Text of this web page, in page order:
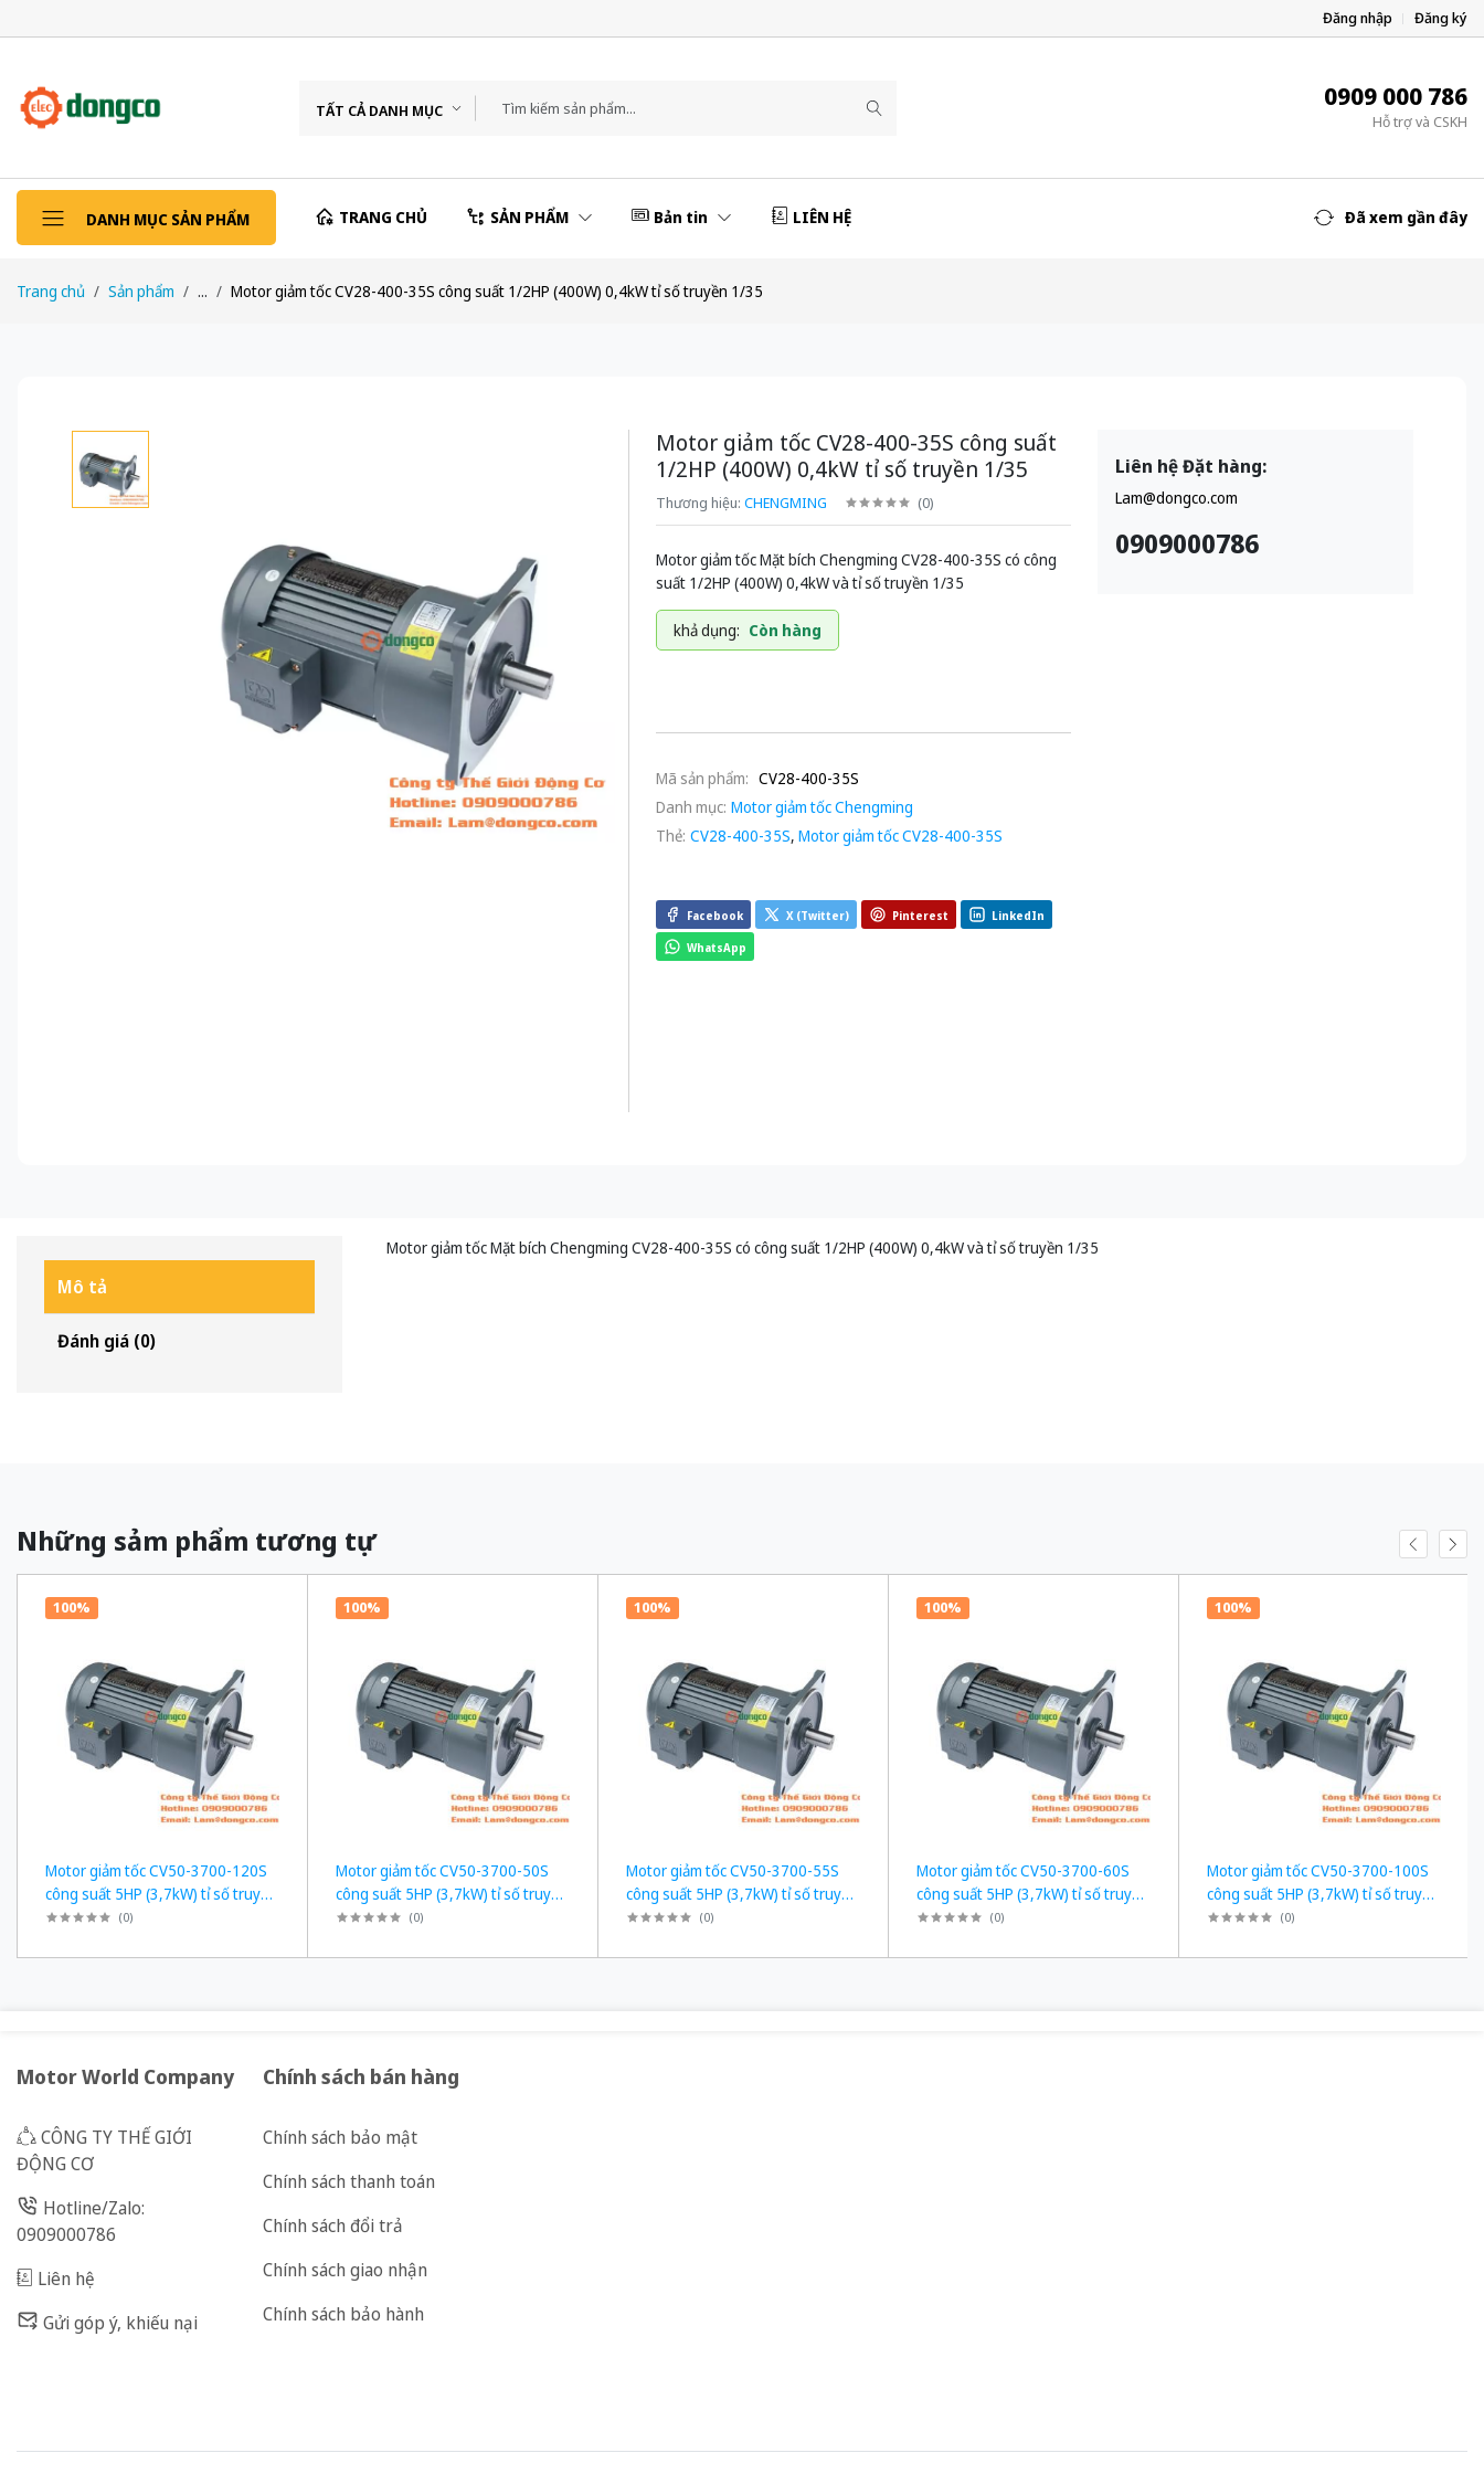
Đăng nhập Đăng ký
TẤT CẢ DANH MỤC 0909 000 786
Hỗ trợ và CSKH
DANH MỤC SẢN PHẨM TRANG CHỦ SẢN PHẨM Bản tin LIÊN HỆ Đã xem gần đây
Trang chủ Sản phẩm ... Motor giảm tốc CV28-400-35S công suất 1/2HP (400W) 0,4kW tỉ số truyền 1/35
Motor giảm tốc CV28-400-35S công suất
1/2HP (400W) 0,4kW tỉ số truyền 1/35
Thương hiệu: CHENGMING (0)
Motor giảm tốc Mặt bích Chengming CV28-400-35S có công
suất 1/2HP (400W) 0,4kW và tỉ số truyền 1/35
khả dụng: Còn hàng
Mã sản phẩm: CV28-400-35S
Danh mục: Motor giảm tốc Chengming
Thẻ: CV28-400-35S, Motor giảm tốc CV28-400-35S
Facebook X (Twitter) Pinterest LinkedIn
WhatsApp
Liên hệ Đặt hàng:
Lam@dongco.com
0909000786
Mô tả
Đánh giá (0)
Motor giảm tốc Mặt bích Chengming CV28-400-35S có công suất 1/2HP (400W) 0,4kW và tỉ số truyền 1/35
Những sảm phẩm tương tự
100%
Motor giảm tốc CV50-3700-120S
công suất 5HP (3,7kW) tỉ số truyền
1/120
(0)
100%
Motor giảm tốc CV50-3700-50S
công suất 5HP (3,7kW) tỉ số truyền
1/50
(0)
100%
Motor giảm tốc CV50-3700-55S
công suất 5HP (3,7kW) tỉ số truyền
1/55
(0)
100%
Motor giảm tốc CV50-3700-60S
công suất 5HP (3,7kW) tỉ số truyền
1/60
(0)
100%
Motor giảm tốc CV50-3700-100S
công suất 5HP (3,7kW) tỉ số truyền
1/100
(0)
Motor World Company
CÔNG TY THẾ GIỚI
ĐỘNG CƠ
Hotline/Zalo:
0909000786
Liên hệ
Gửi góp ý, khiếu nại
Chính sách bán hàng
Chính sách bảo mật
Chính sách thanh toán
Chính sách đổi trả
Chính sách giao nhận
Chính sách bảo hành